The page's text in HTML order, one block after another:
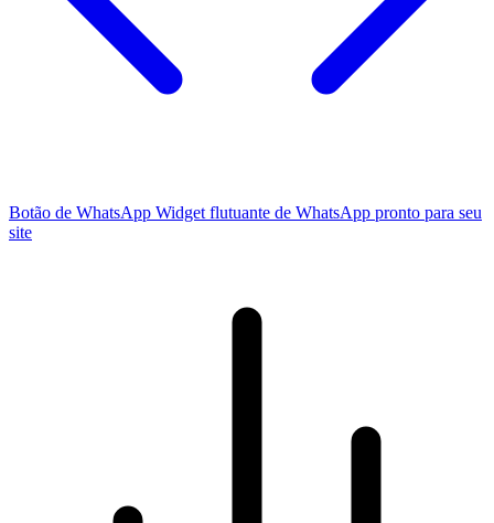
Botão de WhatsApp Widget flutuante de WhatsApp pronto para seu
site